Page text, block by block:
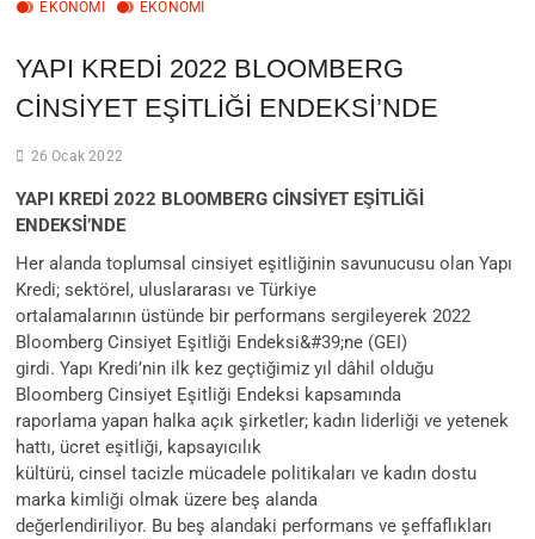
EKONOMI EKONOMİ
YAPI KREDİ 2022 BLOOMBERG
CİNSİYET EŞİTLİĞİ ENDEKSİ’NDE
26 Ocak 2022
YAPI KREDİ 2022 BLOOMBERG CİNSİYET EŞİTLİĞİ
ENDEKSİ’NDE
Her alanda toplumsal cinsiyet eşitliğinin savunucusu olan Yapı
Kredi; sektörel, uluslararası ve Türkiye
ortalamalarının üstünde bir performans sergileyerek 2022
Bloomberg Cinsiyet Eşitliği Endeksi&#39;ne (GEI)
girdi. Yapı Kredi’nin ilk kez geçtiğimiz yıl dâhil olduğu
Bloomberg Cinsiyet Eşitliği Endeksi kapsamında
raporlama yapan halka açık şirketler; kadın liderliği ve yetenek
hattı, ücret eşitliği, kapsayıcılık
kültürü, cinsel tacizle mücadele politikaları ve kadın dostu
marka kimliği olmak üzere beş alanda
değerlendiriliyor. Bu beş alandaki performans ve şeffaflıkları